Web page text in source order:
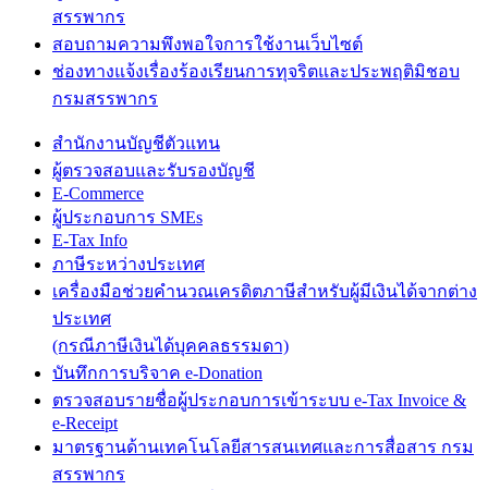
สรรพากร
สอบถามความพึงพอใจการใช้งานเว็บไซต์
ช่องทางแจ้งเรื่องร้องเรียนการทุจริตและประพฤติมิชอบ
กรมสรรพากร
สำนักงานบัญชีตัวแทน
ผู้ตรวจสอบและรับรองบัญชี
E-Commerce
ผู้ประกอบการ SMEs
E-Tax Info
ภาษีระหว่างประเทศ
เครื่องมือช่วยคำนวณเครดิตภาษีสำหรับผู้มีเงินได้จากต่าง
ประเทศ
(กรณีภาษีเงินได้บุคคลธรรมดา)
บันทึกการบริจาค e-Donation
ตรวจสอบรายชื่อผู้ประกอบการเข้าระบบ e-Tax Invoice &
e-Receipt
มาตรฐานด้านเทคโนโลยีสารสนเทศและการสื่อสาร กรม
สรรพากร